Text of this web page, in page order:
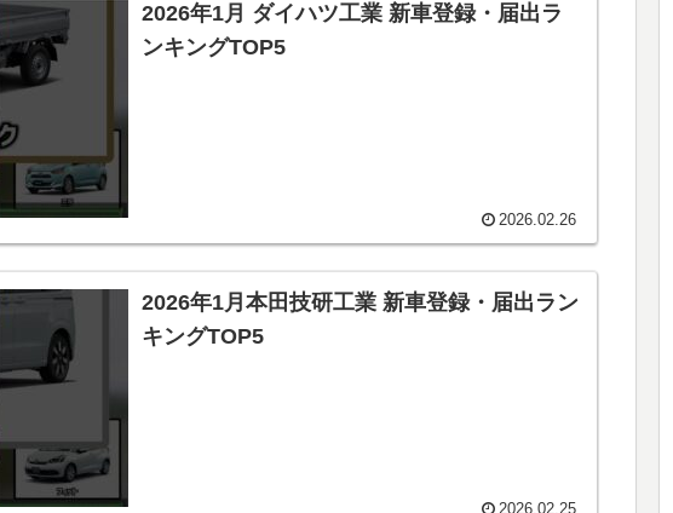
2026年1月 ダイハツ工業 新車登録・届出ラ
ンキングTOP5
2026.02.26
2026年1月本田技研工業 新車登録・届出ラン
キングTOP5
2026.02.25